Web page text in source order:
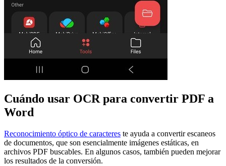
Cuándo usar OCR para convertir PDF a
Word
Reconocimiento óptico de caracteres te ayuda a convertir escaneos
de documentos, que son esencialmente imágenes estáticas, en
archivos PDF buscables. En algunos casos, también pueden mejorar
los resultados de la conversión.